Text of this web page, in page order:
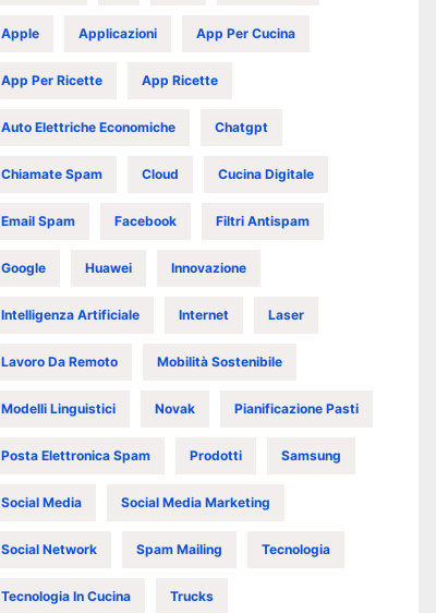
Apple Applicazioni App Per Cucina
App Per Ricette App Ricette
Auto Elettriche Economiche Chatgpt
Chiamate Spam Cloud Cucina Digitale
Email Spam Facebook Filtri Antispam
Google Huawei Innovazione
Intelligenza Artificiale Internet Laser
Lavoro Da Remoto Mobilità Sostenibile
Modelli Linguistici Novak Pianificazione Pasti
Posta Elettronica Spam Prodotti Samsung
Social Media Social Media Marketing
Social Network Spam Mailing Tecnologia
Tecnologia In Cucina Trucks